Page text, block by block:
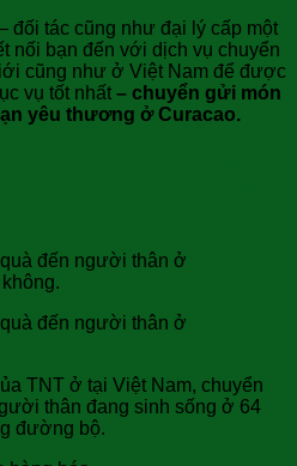
đối tác cũng như đại lý cấp một
nối bạn đến với dịch vụ chuyển
cũng như ở Việt Nam để được
vụ tốt nhất – chuyển gửi món
yêu thương ở Curacao.
đến người thân ở
đến người thân ở
TNT ở tại Việt Nam, chuyển
thân đang sinh sống ở 64
đường bộ.